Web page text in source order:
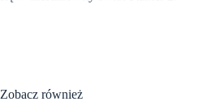
Zobacz również